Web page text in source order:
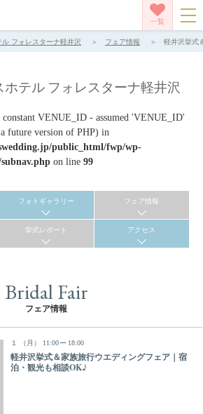
一覧
フォレスターナ軽井沢 フェア情報 軽井沢挙式
テル フォレスターナ軽井沢
constant VENUE_ID - assumed 'VENUE_ID'
future version of PHP) in
public_html/fwp/wp-
on line 99
フォトギャラリー フェア情報
挙式レポート アクセス
Bridal Fair
フェア情報
１ （月） 11:00 18:00
軽井沢挙式＆家族旅行ウエディングフェア｜宿
泊・観光も相談OK♪